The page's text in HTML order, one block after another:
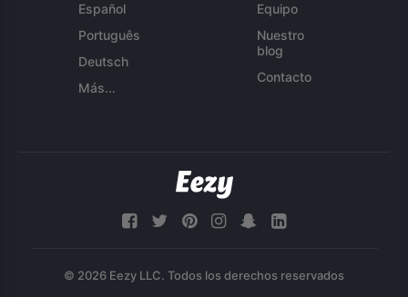
Español
Português
Deutsch
Más...
Equipo
Nuestro
blog
Contacto
© 2026 Eezy LLC. Todos los derechos reservados